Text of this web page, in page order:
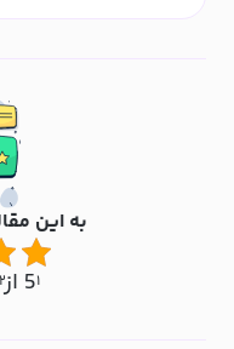
به این
5 از 3 نظر۱ ۲